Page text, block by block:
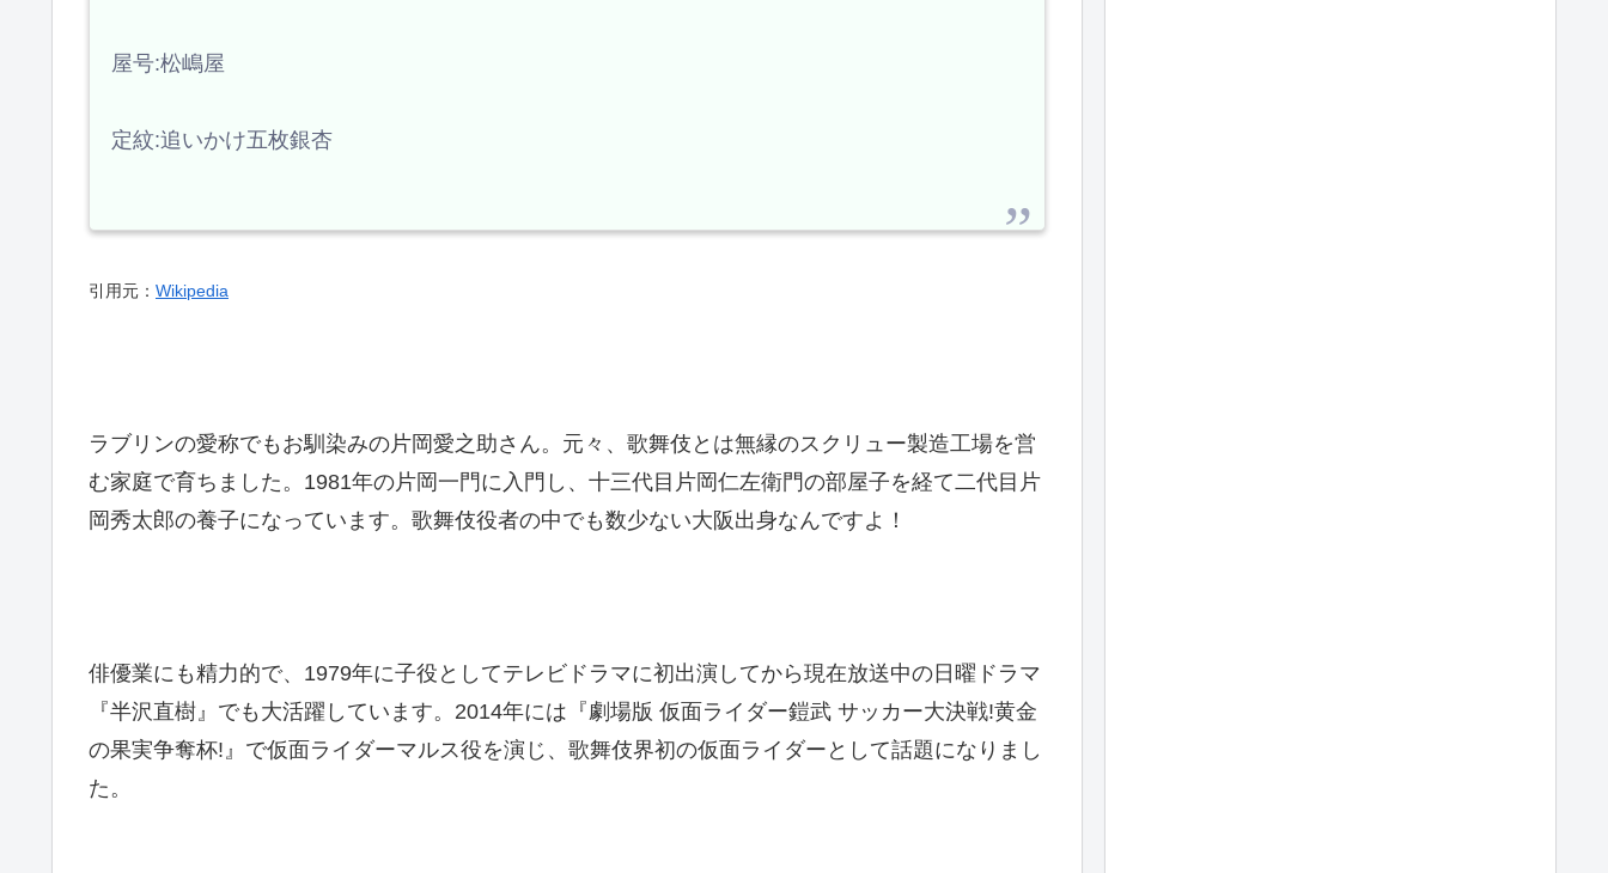
屋号:松嶋屋
定紋:追いかけ五枚銀杏
引用元： Wikipedia
ラブリンの愛称でもお馴染みの片岡愛之助さん。元々、歌舞伎とは無縁のスクリュー製造工場を営
む家庭で育ちました。1981年の片岡一門に入門し、十三代目片岡仁左衛門の部屋子を経て二代目片
岡秀太郎の養子になっています。歌舞伎役者の中でも数少ない大阪出身なんですよ！
俳優業にも精力的で、1979年に子役としてテレビドラマに初出演してから現在放送中の日曜ドラマ
『半沢直樹』でも大活躍しています。 2014年には『劇場版 仮面ライダー鎧武 サッカー大決戦!黄金
の果実争奪杯!』で仮面ライダーマルス役を演じ、歌舞伎界初の仮面ライダーとして話題になりまし
た。